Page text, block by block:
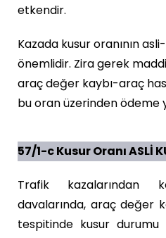
etkendir.
Kazada kusur oranının
önemlidir. Zira gerek
araç değer kaybı-araç
bu oran üzerinden ödeme
57/1-c Kusur Oranı ASLİ
Trafik kazalarından
davalarında, araç değer
tespitinde kusur